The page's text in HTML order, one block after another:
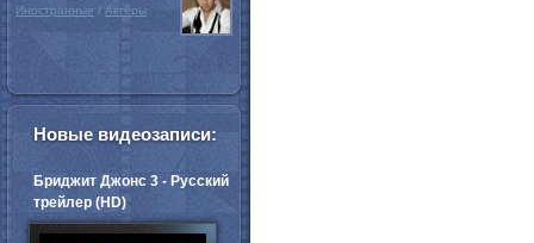
Иностранные / Актёры
Новые видеозаписи:
Бриджит Джонс 3 - Русский
трейлер (HD)